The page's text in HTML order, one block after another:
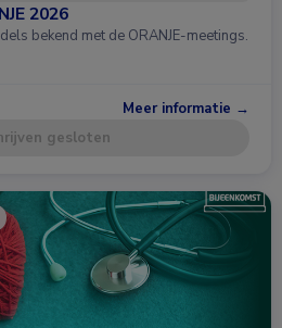
2026
bekend met de ORANJE-meetings.
Meer informatie →
gesloten